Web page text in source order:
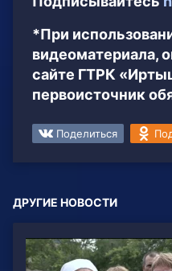
*При
видеоматериала,
сайте ГТРК
первоисточник
Поделиться
ДРУГИЕ НОВОСТИ